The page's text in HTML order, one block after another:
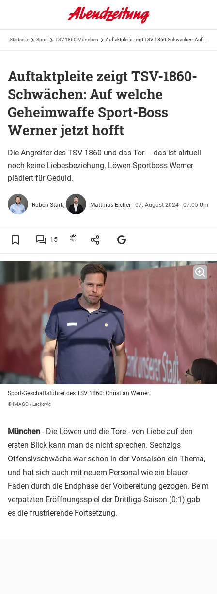
Startseite Sport TSV 1860 München
Auftaktpleite zeigt TSV-1860-
Schwächen: Auf welche
Geheimwaffe Sport-Boss
Werner jetzt hofft
Die Angreifer des TSV 1860 und das Tor – das ist aktuell
noch keine Liebesbeziehung. Löwen-Sportboss Werner
plädiert für Geduld.
Ruben Stark, Matthias Eicher | 07. August 2024 - 07:05 Uhr
15
Sport-Geschäftsführer des TSV 1860: Christian Werner.
© IMAGO / Lackovic
München - Die Löwen und die Tore - von Liebe auf den
ersten Blick kann man da nicht sprechen. Sechzigs
Offensivschwäche war schon in der Vorsaison ein Thema,
und hat sich auch mit neuem Personal wie ein blauer
Faden durch die Endphase der Vorbereitung gezogen. Beim
verpatzten Eröffnungsspiel der Drittliga-Saison (0:1) gab
es die frustrierende Fortsetzung.